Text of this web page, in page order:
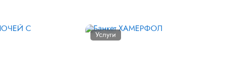
Услуги